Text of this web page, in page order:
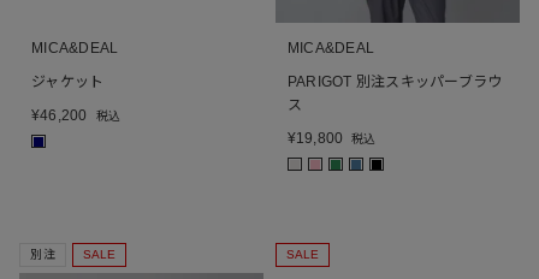
MICA&DEAL
ジャケット
¥46,200 税込
■
MICA&DEAL
PARIGOT 別注スキッパーブラウ
ス
¥19,800 税込
■ ■ ■ ■
別注 SALE SALE